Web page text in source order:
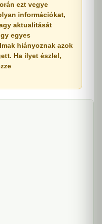
ezt vegye
információkat,
aktualitását
egyes
hiányoznak azok
Ha ilyet észlel,